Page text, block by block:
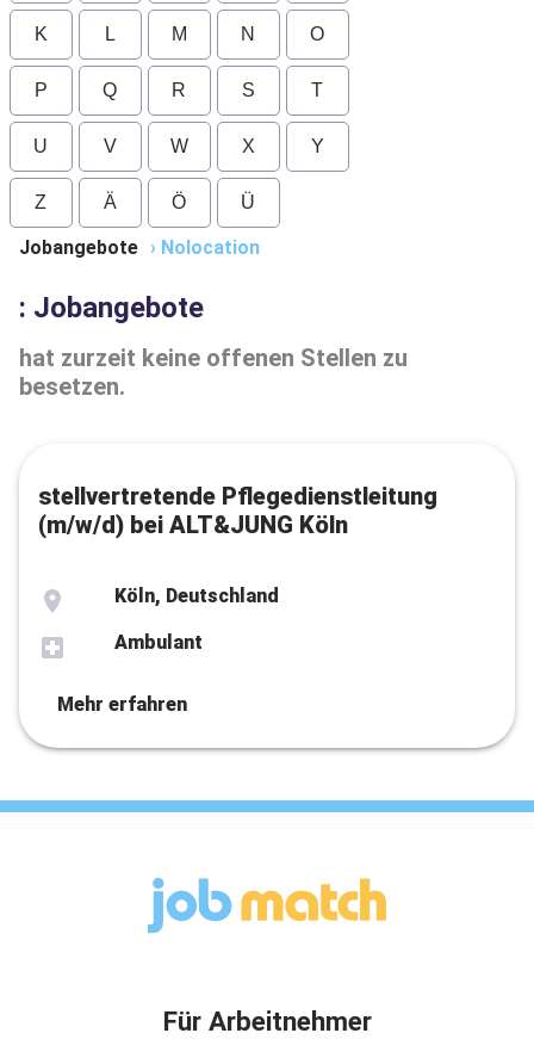
K L M N O
P Q R S T
U V W X Y
Z Ä Ö Ü
Jobangebote › Nolocation
: Jobangebote
hat zurzeit keine offenen Stellen zu
besetzen.
stellvertretende Pflegedienstleitung
(m/w/d) bei ALT&JUNG Köln
Köln, Deutschland
Ambulant
Mehr erfahren
Für Arbeitnehmer